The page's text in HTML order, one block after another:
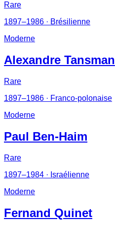
Rare
1897–1986 · Brésilienne
Moderne
Alexandre Tansman
Rare
1897–1986 · Franco-polonaise
Moderne
Paul Ben-Haim
Rare
1897–1984 · Israélienne
Moderne
Fernand Quinet